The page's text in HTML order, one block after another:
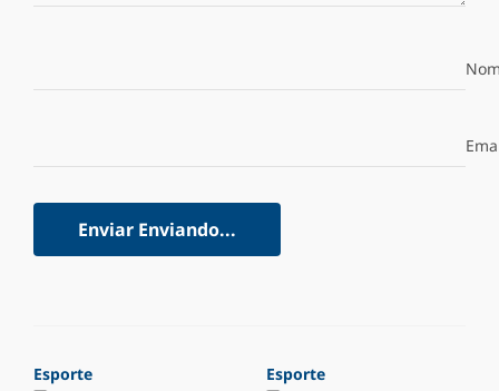
Enviar Enviando...
Esporte Esporte